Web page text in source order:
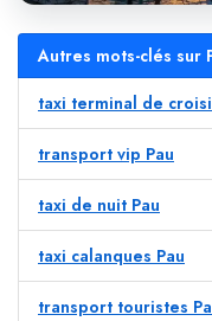
Autres mots-clés sur
taxi terminal de
transport vip Pau
taxi de nuit Pau
taxi calanques Pau
transport touristes